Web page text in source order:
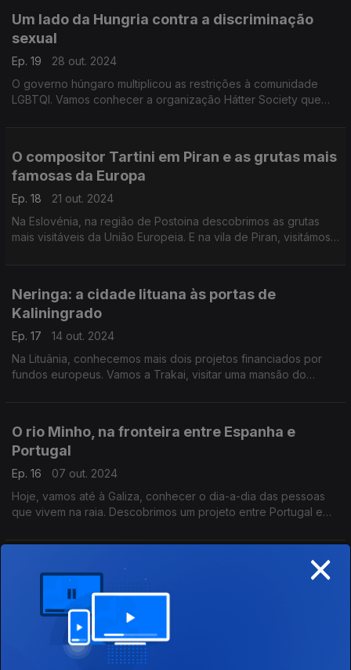
Um lado da Hungria contra a discriminação
sexual
Ep. 19
28 out. 2024
O governo húngaro multiplicou as restrições à comunidade
LGBTQI. Vamos conhecer a organização Hátter Society que
O compositor Tartini em Piran e as grutas mais
famosas da Europa
Ep. 18
21 out. 2024
Na Eslovénia, na região de Postoina descobrimos as grutas
mais visitáveis da União Europeia. E na vila de Piran, visitámos
Neringa: a cidade lituana às portas de
Kaliningrado
Ep. 17
14 out. 2024
Na Lituânia, conhecemos mais dois projetos financiados por
fundos europeus. Vamos a Trakai, visitar uma mansão do
O rio Minho, na fronteira entre Espanha e
Portugal
Ep. 16
07 out. 2024
Hoje, vamos até à Galiza, conhecer o dia-a-dia das pessoas
que vivem na raia. Descobrimos um projeto entre Portugal e
Apresentação de Miguel Van Der Kellen.
Croácia, um país de ilhas e arquipélagos
30 set. 2024
Vamos à Croácia: em Pula conhecemos um aquário dentro de
dois fortes militares e visitámos o arquipélago de Losing, um
dos mais selvagens do país. Apresentação de Miguel Van Der
×